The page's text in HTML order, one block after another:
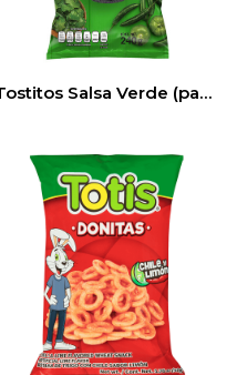
Tostitos Salsa Verde (pack 3)